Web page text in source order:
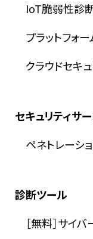
IoT脆弱性診
プラットフォ
クラウドセキ
セキュリティサ
ペネトレーシ
診断ツール
［無料］サイ